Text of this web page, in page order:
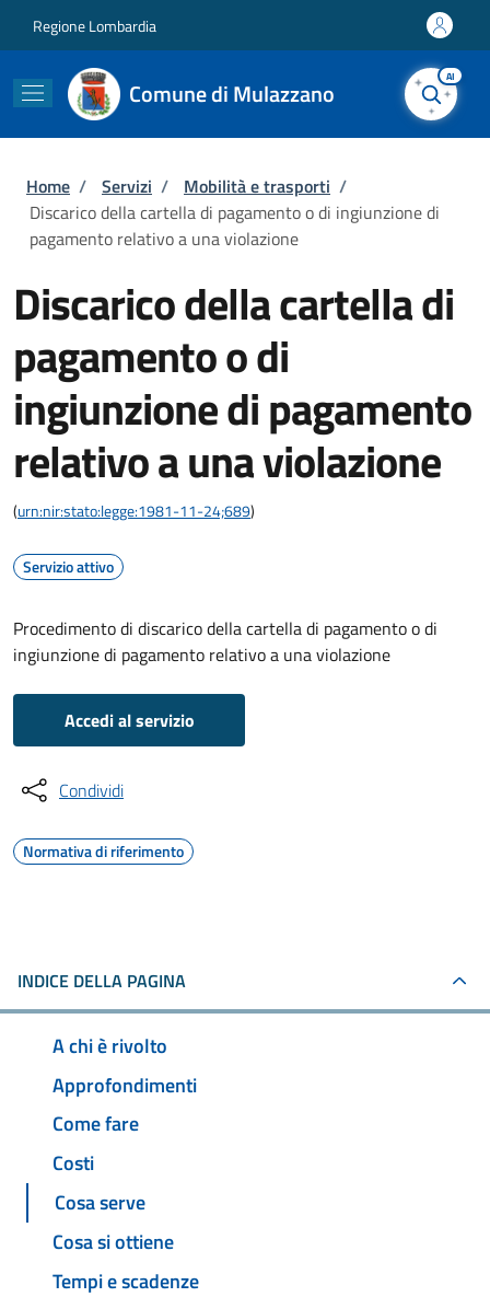
Regione Lombardia
Comune di Mulazzano
AI
Briciole di pane
Home / Servizi / Mobilità e trasporti /
Discarico della cartella di pagamento o di ingiunzione di
pagamento relativo a una violazione
Discarico della cartella di
pagamento o di
ingiunzione di pagamento
relativo a una violazione
(urn:nir:stato:legge:1981-11-24;689)
Servizio attivo
Procedimento di discarico della cartella di pagamento o di
ingiunzione di pagamento relativo a una violazione
Accedi al servizio
Condividi
Normativa di riferimento
INDICE DELLA PAGINA
A chi è rivolto
Approfondimenti
Come fare
Costi
Cosa serve
Cosa si ottiene
Tempi e scadenze